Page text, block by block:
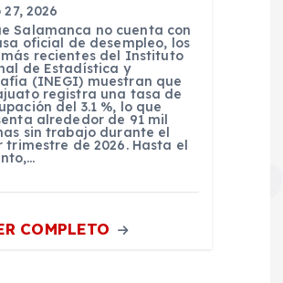
2026
Salamanca no cuenta con
oficial de desempleo, los
recientes del Instituto
de Estadística y
(INEGI) muestran que
registra una tasa de
del 3.1 %, lo que
alrededor de 91 mil
sin trabajo durante el
trimestre de 2026. Hasta el
COMPLETO